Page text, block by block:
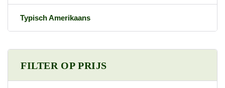
Typisch Amerikaans
FILTER OP PRIJS